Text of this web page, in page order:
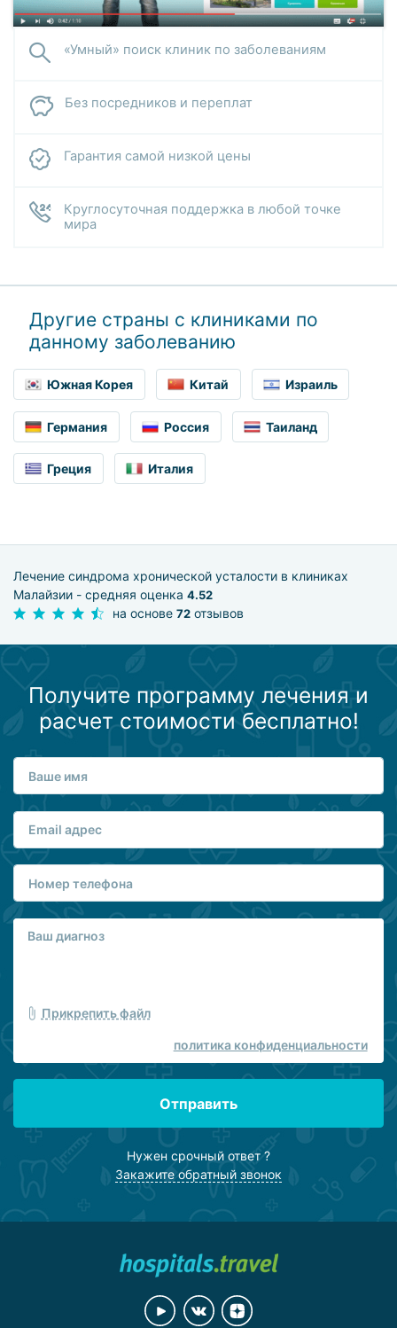
«Умный» поиск клиник по заболеваниям
Без посредников и переплат
Гарантия самой низкой цены
Круглосуточная поддержка в любой точке
мира
Другие страны с клиниками по
данному заболеванию
Южная Корея Китай Израиль
Германия Россия Таиланд
Греция Италия
Лечение синдрома хронической усталости в клиниках
Малайзии - средняя оценка 4.52
на основе 72 отзывов
Получите программу лечения и
расчет стоимости бесплатно!
Прикрепить файл
политика конфиденциальности
Отправить
Нужен срочный ответ ?
Закажите обратный звонок